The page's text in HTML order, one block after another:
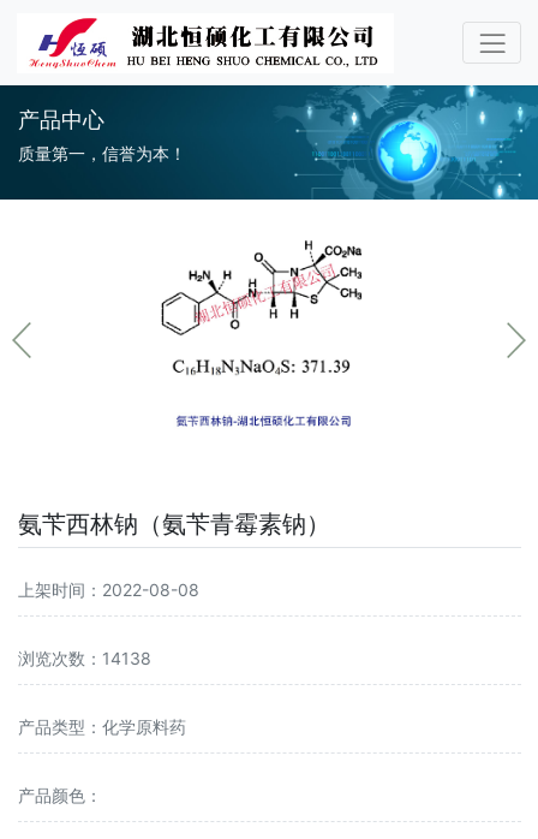
产品中心
质量第一，信誉为本！
氨苄西林钠（氨苄青霉素钠）
上架时间：2022-08-08
浏览次数：14138
产品类型：化学原料药
产品颜色：